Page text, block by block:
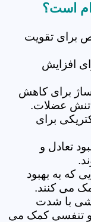
است؟
برای تقویت
افزایش
برای کاهش
تنش عضلات.
برای
تعادل و
که به بهبود
می کنند.
با شدت
و تنفسی کمک می